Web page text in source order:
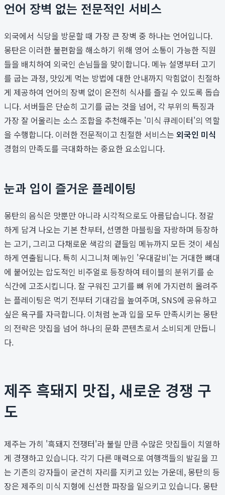
언어 장벽 없는 전문적인 서비스
외국에서 식당을 방문할 때 가장 큰 장벽 중 하나는 언어입니다.
몽탄은 이러한 불편함을 해소하기 위해 영어 소통이 가능한 직원
들을 배치하여 외국인 손님들을 맞이합니다. 메뉴 설명부터 고기
를 굽는 과정, 맛있게 먹는 방법에 대한 안내까지 막힘없이 친절하
게 제공하여 언어의 장벽 없이 온전히 식사를 즐길 수 있도록 돕습
니다. 서버들은 단순히 고기를 굽는 것을 넘어, 각 부위의 특징과
가장 잘 어울리는 소스 조합을 추천해주는 '미식 큐레이터'의 역할
을 수행합니다. 이러한 전문적이고 친절한 서비스는 외국인 미식
경험의 만족도를 극대화하는 중요한 요소입니다.
눈과 입이 즐거운 플레이팅
몽탄의 음식은 맛뿐만 아니라 시각적으로도 아름답습니다. 정갈
하게 담겨 나오는 기본 찬부터, 선명한 마블링을 자랑하며 등장하
는 고기, 그리고 다채로운 색감의 곁들임 메뉴까지 모든 것이 세심
하게 연출됩니다. 특히 시그니처 메뉴인 '우대갈비'는 거대한 뼈대
에 붙어있는 압도적인 비주얼로 등장하여 테이블의 분위기를 순
식간에 고조시킵니다. 잘 구워진 고기를 뼈 위에 가지런히 올려주
는 플레이팅은 먹기 전부터 기대감을 높여주며, SNS에 공유하고
싶은 욕구를 자극합니다. 이처럼 눈과 입을 모두 만족시키는 몽탄
의 전략은 맛집을 넘어 하나의 문화 콘텐츠로서 소비되게 만듭니
다.
제주 흑돼지 맛집, 새로운 경쟁 구
도
제주는 가히 '흑돼지 전쟁터'라 불릴 만큼 수많은 맛집들이 치열하
게 경쟁하고 있습니다. 각기 다른 매력으로 여행객들의 발길을 끄
는 기존의 강자들이 굳건히 자리를 지키고 있는 가운데, 몽탄의 등
장은 제주의 미식 지형에 신선한 파장을 일으키고 있습니다. 몽탄